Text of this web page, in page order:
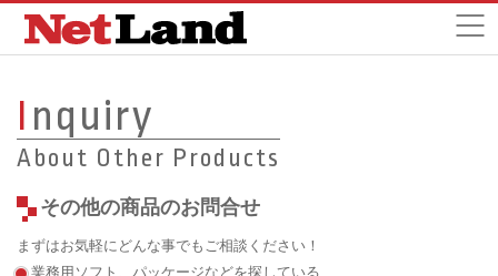
I nquiry
About Other Products
その他の商品のお問合せ
まずはお気軽にどんな事でもご相談ください！
業務用ソフト、パッケージなどを探している